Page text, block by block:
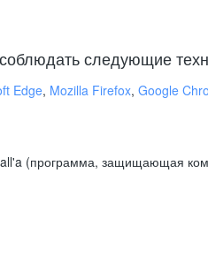
следующие
Edge, Mozilla Firefox, Google
(программа, защищающая